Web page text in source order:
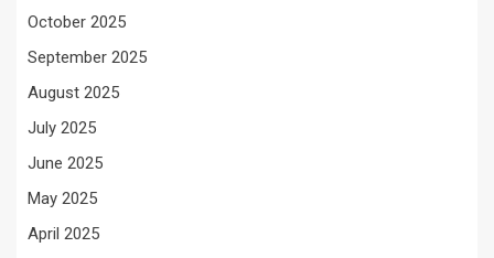
October 2025
September 2025
August 2025
July 2025
June 2025
May 2025
April 2025